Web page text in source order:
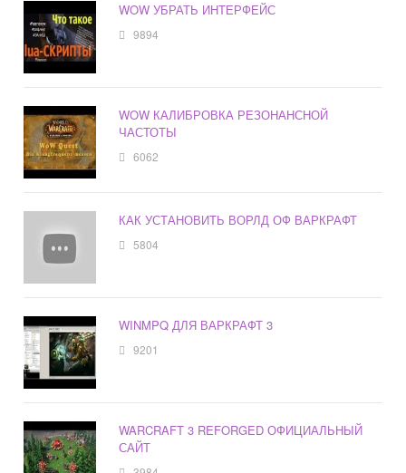
WOW УБРАТЬ ИНТЕРФЕЙС
9894
WOW КАЛИБРОВКА РЕЗОНАНСНОЙ
ЧАСТОТЫ
6062
КАК УСТАНОВИТЬ ВОРЛД ОФ ВАРКРАФТ
5804
WINMPQ ДЛЯ ВАРКРАФТ 3
9201
WARCRAFT 3 REFORGED ОФИЦИАЛЬНЫЙ
САЙТ